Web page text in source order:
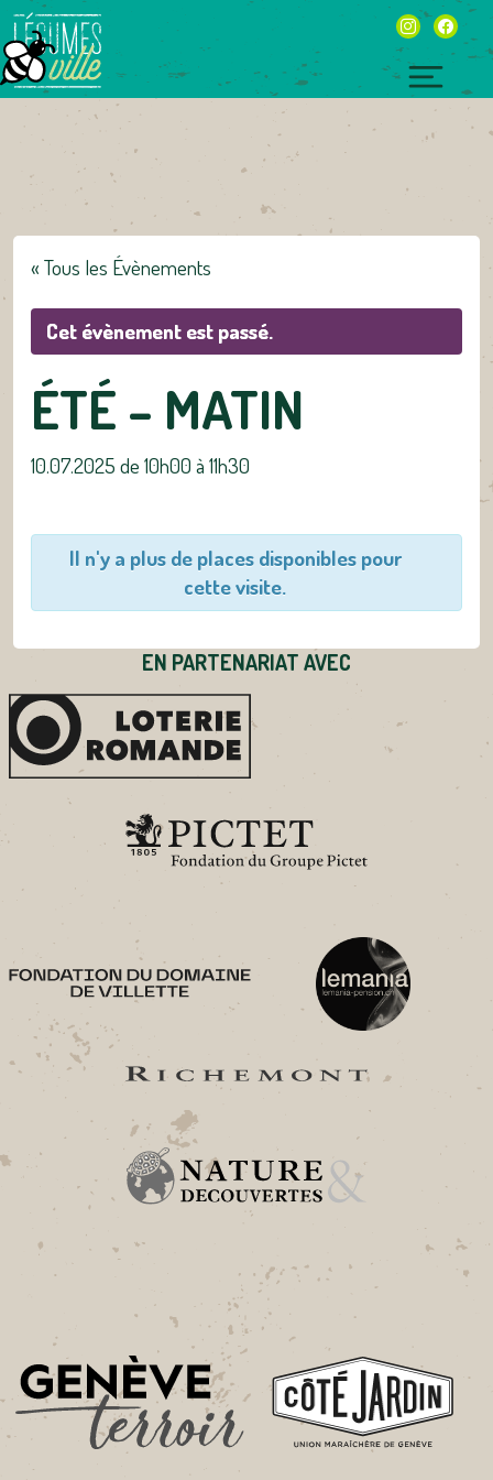
Skip
to
content
instagram
« Tous les Évènements
Cet évènement est passé.
ÉTÉ – MATIN
10.07.2025 de 10h00 à 11h30
Il n'y a plus de places disponibles pour
cette visite.
EN PARTENARIAT AVEC